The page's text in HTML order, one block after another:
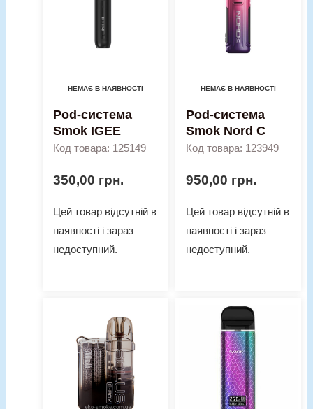
НЕМАЄ В НАЯВНОСТІ
Pod-система
Smok IGEE
Код товара: 125149
350,00 грн.
Цей товар відсутній в
наявності і зараз
недоступний.
НЕМАЄ В НАЯВНОСТІ
Pod-система
Smok Nord C
Код товара: 123949
950,00 грн.
Цей товар відсутній в
наявності і зараз
недоступний.